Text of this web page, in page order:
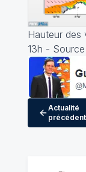
Hauteur des
13h -
Actualité